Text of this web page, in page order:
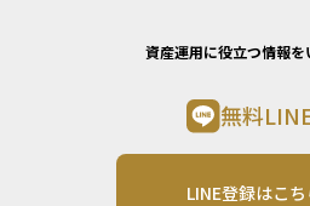
資産運用に役立つ情報
無料
LINE登録はこ